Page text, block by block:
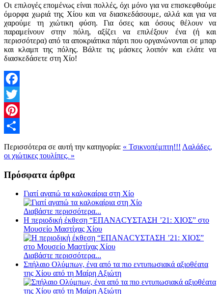
Οι επιλογές επομένως είναι πολλές, όχι μόνο για να επισκεφθούμε
όμορφα χωριά της Xίου και να διασκεδάσουμε, αλλά και για να
χαρούμε τη χιώτικη φύση. Για όσες και όσους θέλουν να
παραμείνουν στην πόλη, αξίζει να επιλέξουν ένα (ή και
περισσότερα) από τα αποκριάτικα πάρτι που οργανώνονται σε μπαρ
και κλαμπ της πόλης. Βάλτε τις μάσκες λοιπόν και ελάτε να
διασκεδάσετε στη Χίο!
Facebook
Twitter
Pinterest
Περισσότερα σε αυτή την κατηγορία: « Τσικνοπέμπτη!!! Λαλάδες,
οι χιώτικες τουλίπες. »
Πρόσφατα άρθρα
Γιατί αγαπώ τα καλοκαίρια στη Χίο
Διαβάστε περισσότερα...
Η περιοδική έκθεση “ΕΠΑΝΑCΥΣΤΑΣΗ ’21: ΧΙΟΣ” στο
Μουσείο Μαστίχας Χίου
Διαβάστε περισσότερα...
Σπήλαιο Ολύμπων, ένα από τα πιο εντυπωσιακά αξιοθέατα
της Χίου από τη Μαίρη Αξιώτη